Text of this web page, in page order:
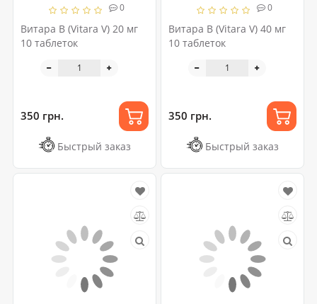
0
Витара В (Vitara V) 20 мг
10 таблеток
350 грн.
Быстрый заказ
0
Витара В (Vitara V) 40 мг
10 таблеток
350 грн.
Быстрый заказ